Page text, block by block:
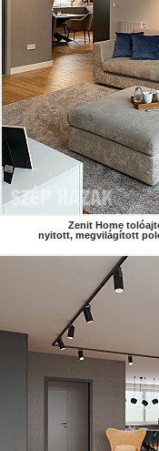
Zenit Home
nyitott, megvilágított